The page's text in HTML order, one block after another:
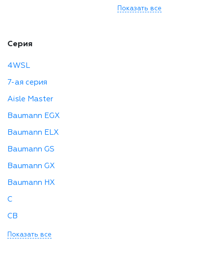
Показать все
Серия
4WSL
7-ая серия
Aisle Master
Baumann EGX
Baumann ELX
Baumann GS
Baumann GX
Baumann HX
C
CB
Показать все